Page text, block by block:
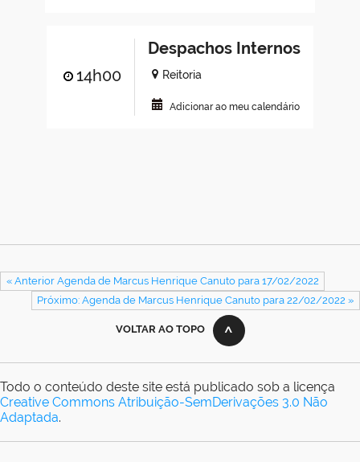
14h00
Despachos Internos
Reitoria
Adicionar ao meu calendário
« Anterior Agenda de Marcus Henrique Canuto para 17/02/2022
Próximo: Agenda de Marcus Henrique Canuto para 22/02/2022 »
VOLTAR AO TOPO
Todo o conteúdo deste site está publicado sob a licença
Creative Commons Atribuição-SemDerivações 3.0 Não
Adaptada.